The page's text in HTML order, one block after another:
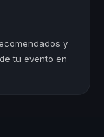
y
tu evento en